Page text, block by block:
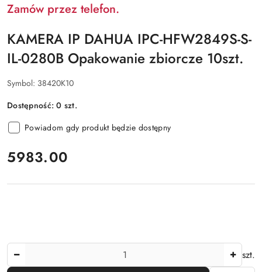
Zamów przez telefon.
KAMERA IP DAHUA IPC-HFW2849S-S-
IL-0280B Opakowanie zbiorcze 10szt.
Symbol: 38420K10
Dostępność:0 szt.
Powiadom gdy produkt będzie dostępny
cena:
5983.00
szt.